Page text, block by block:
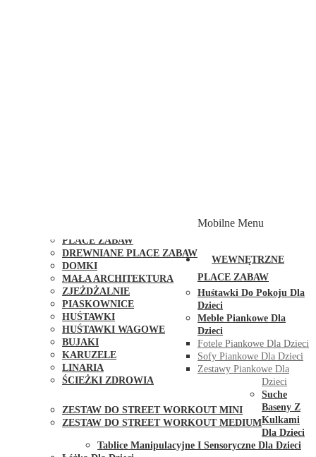
PLACE ZABAW
DREWNIANE PLACE ZABAW
DOMKI
MAŁA ARCHITEKTURA
ZJEŻDŻALNIE
PIASKOWNICE
HUŚTAWKI
HUŚTAWKI WAGOWE
BUJAKI
KARUZELE
LINARIA
ŚCIEŻKI ZDROWIA
ZESTAW DO STREET WORKOUT MINI
ZESTAW DO STREET WORKOUT MEDIUM
Mobilne Menu
WEWNĘTRZNE
PLACE ZABAW
Huśtawki Do Pokoju Dla
Dzieci
Meble Piankowe Dla
Dzieci
Fotele Piankowe Dla Dzieci
Sofy Piankowe Dla Dzieci
Zestawy Piankowe Dla
Dzieci
Suche
Baseny Z
Kulkami
Dla Dzieci
Tablice Manipulacyjne I Sensoryczne Dla Dzieci